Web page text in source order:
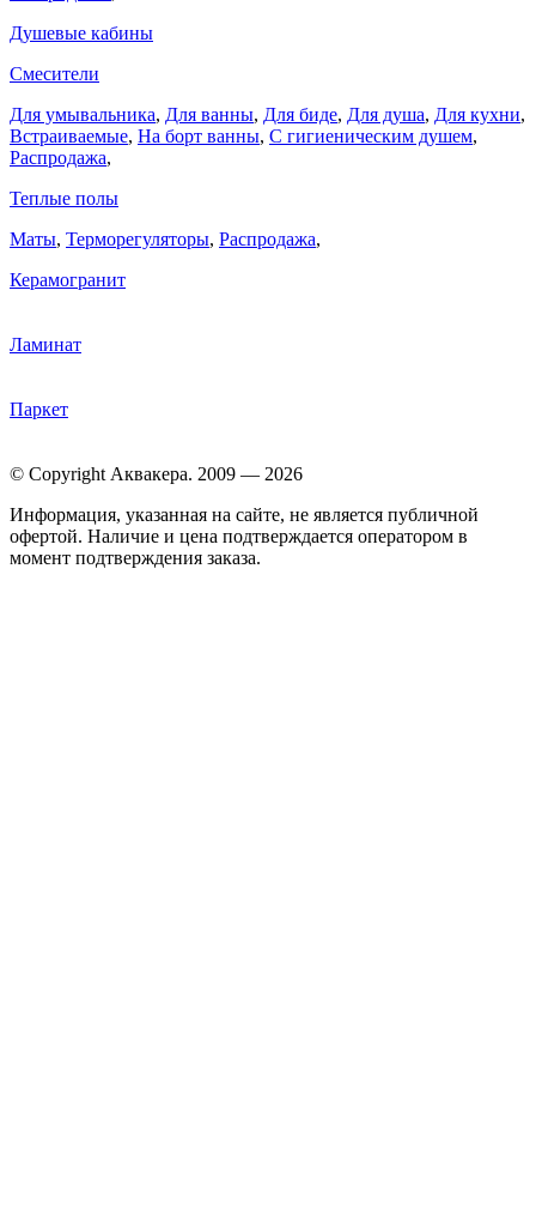
Душевые кабины
Смесители
Для умывальника, Для ванны, Для биде, Для душа, Для кухни,
Встраиваемые, На борт ванны, C гигиеническим душем,
Распродажа,
Теплые полы
Маты, Терморегуляторы, Распродажа,
Керамогранит
Ламинат
Паркет
© Copyright Аквакера. 2009 — 2026
Информация, указанная на сайте, не является публичной
офертой. Наличие и цена подтверждается оператором в
момент подтверждения заказа.